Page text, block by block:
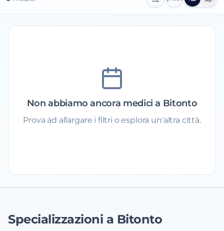
Non abbiamo ancora medici a Bitonto
Prova ad allargare i filtri o esplora un'altra città.
Specializzazioni a Bitonto